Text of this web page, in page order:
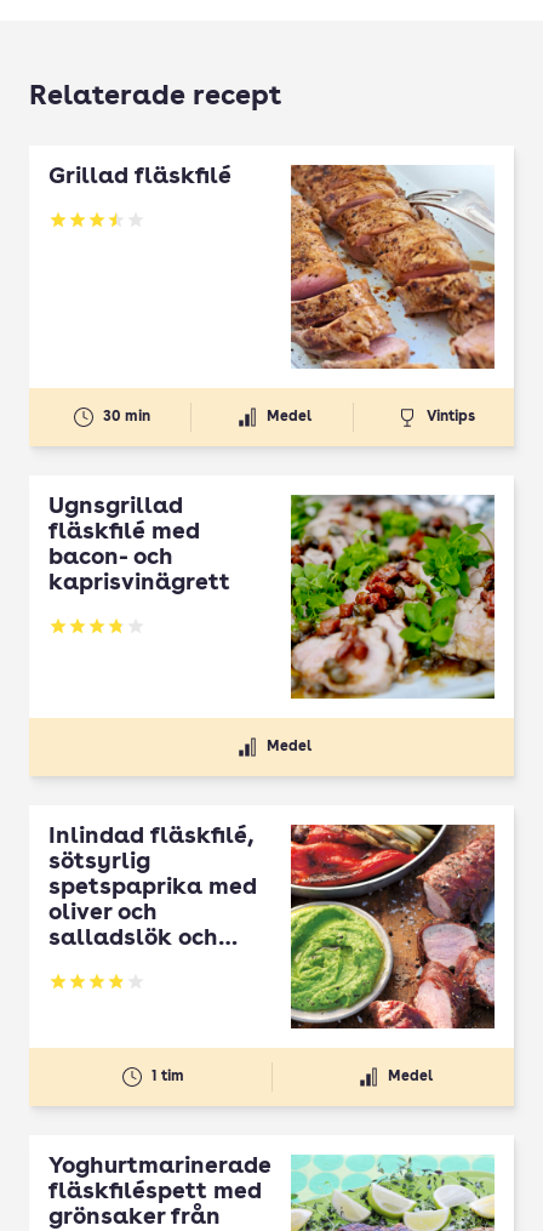
Relaterade recept
Grillad fläskfilé
Betyg: 3.51 av 5
30 min Medel Vintips
Ugnsgrillad
fläskfilé med
bacon- och
kaprisvinägrett
Betyg: 3.82 av 5
Medel
Inlindad fläskfilé,
sötsyrlig
spetspaprika med
oliver och
salladslök och
Betyg: 3.89 av 5
1 tim Medel
Yoghurtmarinerade
fläskfiléspett med
grönsaker från